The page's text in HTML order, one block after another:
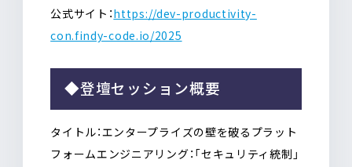
公式サイト：https://dev-productivity-
con.findy-code.io/2025
◆登壇セッション概要
タイトル：エンタープライズの壁を破るプラット
フォームエンジニアリング：「セキュリティ統制」